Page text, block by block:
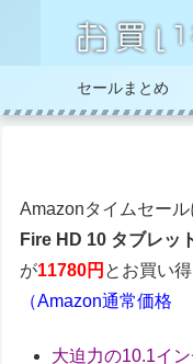
セールまとめ
Amazonタイムセール
Fire HD 10 タブレッ
が11780円 とお買い
（Amazon通常価格
大迫力の10.1イ